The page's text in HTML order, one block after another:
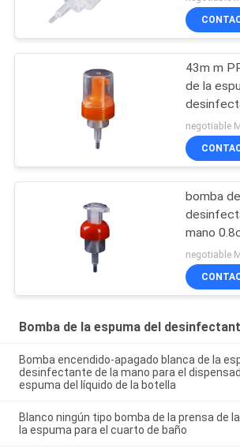
43m m
de la
negotiable
bomba
mano
negotiable
Bomba de la espuma del
Bomba encendido-apagado blanca de la
desinfectante de la mano para el
espuma del líquido de la botella
Blanco ningún tipo bomba de la prensa de
la espuma para el cuarto de baño